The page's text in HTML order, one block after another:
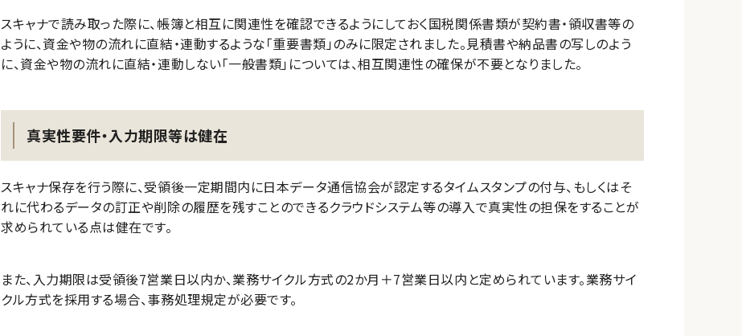
スキャナで読み取った際に、帳簿と相互に関連性を確認できるようにしておく国税関係書類が契約書・領収書等の
ように、資金や物の流れに直結・連動するような「重要書類」のみに限定されました。見積書や納品書の写しのよう
に、資金や物の流れに直結・連動しない「一般書類」については、相互関連性の確保が不要となりました。
真実性要件・入力期限等は健在
スキャナ保存を行う際に、受領後一定期間内に日本データ通信協会が認定するタイムスタンプの付与、もしくはそ
れに代わるデータの訂正や削除の履歴を残すことのできるクラウドシステム等の導入で真実性の担保をすることが
求められている点は健在です。
また、入力期限は受領後7営業日以内か、業務サイクル方式の2か月＋7営業日以内と定められています。業務サイ
クル方式を採用する場合、事務処理規定が必要です。